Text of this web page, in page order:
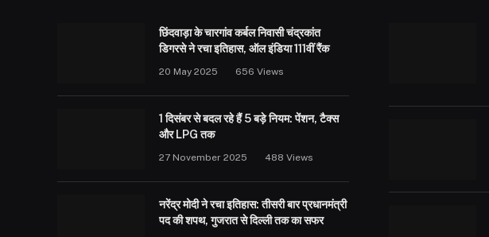
छिंदवाड़ा के चारगांव कर्बल निवासी चंद्रकांत
डिगरसे ने रचा इतिहास, ऑल इंडिया 111वीं रैंक
20 May 2025 656 Views
1 दिसंबर से बदल रहे हैं 5 बड़े नियम: पेंशन, टैक्स
और LPG तक
27 November 2025 488 Views
नरेंद्र मोदी ने रचा इतिहास: तीसरी बार प्रधानमंत्री
पद की शपथ, गुजरात से दिल्ली तक का सफर